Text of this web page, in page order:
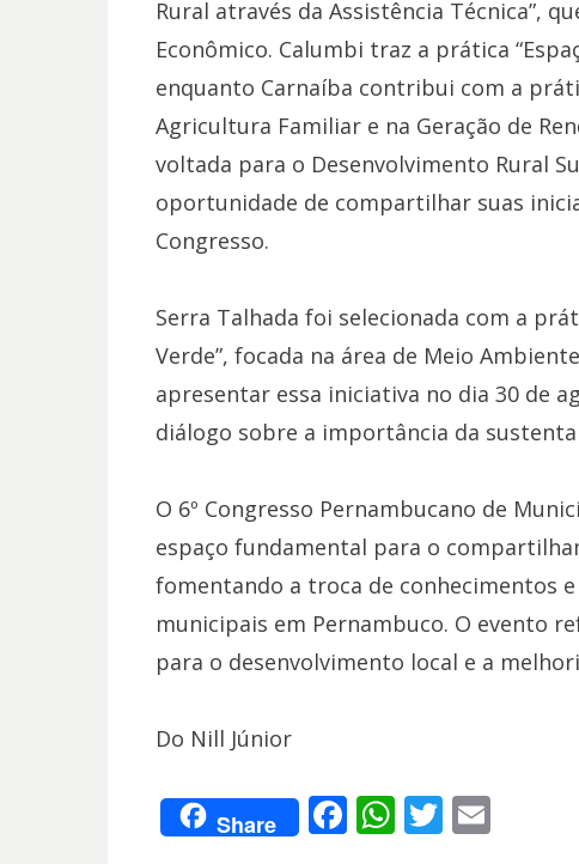
Rural através da Assistência Técnica”,
Econômico. Calumbi traz a prática
enquanto Carnaíba contribui com a
Agricultura Familiar e na Geração de
voltada para o Desenvolvimento Rural
oportunidade de compartilhar suas
Congresso.
Serra Talhada foi selecionada com a
Verde”, focada na área de Meio
apresentar essa iniciativa no dia 30 de
diálogo sobre a importância da
O 6º Congresso Pernambucano de
espaço fundamental para o
fomentando a troca de conhecimentos
municipais em Pernambuco. O evento
para o desenvolvimento local e a
Do Nill Júnior
Share F W T E